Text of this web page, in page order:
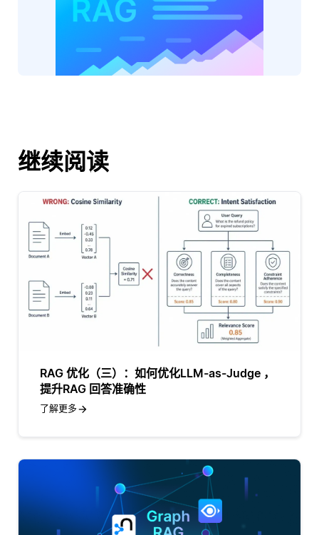
继续阅读
RAG 优化（三）：如何优化LLM-as-Judge ，
提升RAG 回答准确性
了解更多